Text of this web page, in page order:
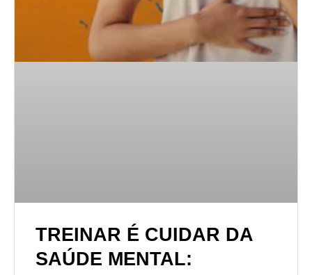
TREINAR É CUIDAR DA
SAÚDE MENTAL: